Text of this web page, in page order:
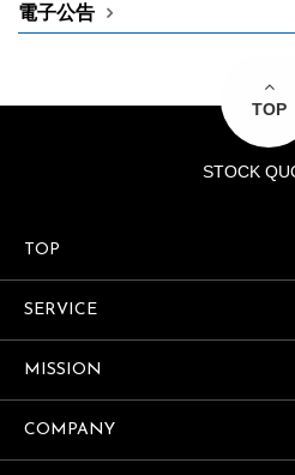
電子公告
TOP
STOCK
TOP
SERVICE
MISSION
COMPANY